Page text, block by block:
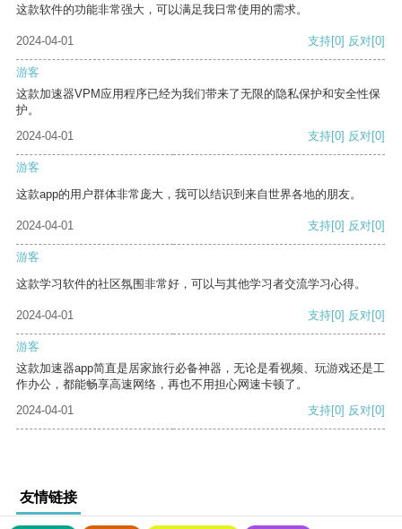
这款软件的功能非常强大，可以满足我日常使用的需求。
2024-04-01 支持[0] 反对[0]
游客
这款加速器VPM应用程序已经为我们带来了无限的隐私保护和安全性保
护。
2024-04-01
支持[0] 反对[0]
游客
这款app的用户群体非常庞大，我可以结识到来自世界各地的朋友。
2024-04-01 支持[0] 反对[0]
游客
这款学习软件的社区氛围非常好，可以与其他学习者交流学习心得。
2024-04-01 支持[0] 反对[0]
游客
这款加速器app简直是居家旅行必备神器，无论是看视频、玩游戏还是工
作办公，都能畅享高速网络，再也不用担心网速卡顿了。
2024-04-01
支持[0] 反对[0]
友情链接